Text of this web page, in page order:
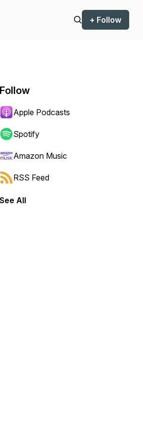
+ Follow
forward or backward.
Follow
Apple Podcasts
Spotify
Amazon Music
RSS Feed
See All